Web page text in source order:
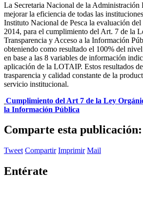
La Secretaria Nacional de la Administración
mejorar la eficiencia de todas las
Instituto Nacional de Pesca la evaluación
2014, para el cumplimiento del Art. 7 de la
Transparencia y Acceso a la Información
obteniendo como resultado el 100% del
en base a las 8 variables de información
aplicación de la LOTAIP. Estos resultados
trasparencia y calidad constante de la
servicio institucional.
Cumplimiento del Art 7 de la Ley
la Información Pública
Comparte esta publicación:
Tweet Compartir Imprimir Mail
Entérate